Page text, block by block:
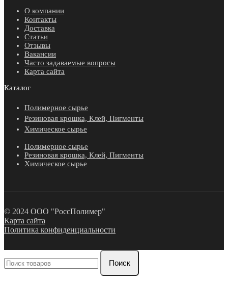
О компании
Контакты
Доставка
Статьи
Отзывы
Вакансии
Часто задаваемые вопросы
Карта сайта
Каталог
Полимерное сырье
Резиновая крошка, Клей, Пигменты
Химическое сырье
Полимерное сырье
Резиновая крошка, Клей, Пигменты
Химическое сырье
© 2024 ООО "РоссПолимер"
Карта сайта
Политика конфиденциальности
Поиск